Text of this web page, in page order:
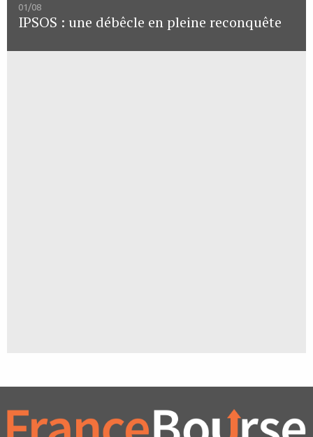
01/08
IPSOS : une débêcle en pleine reconquête